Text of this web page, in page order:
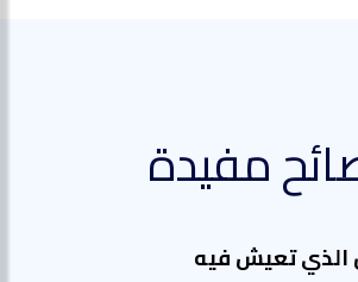
مفيدة
الذي تعيش فيه